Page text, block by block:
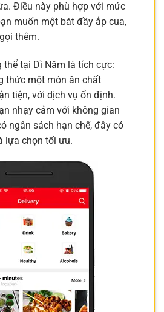
Điều này phù hợp với mức
muốn một bát đầy ắp cua,
thêm.
thể tại Dì Năm là tích cực:
thức một món ăn chất
tiện, với dịch vụ ổn định.
nhạy cảm với không gian
ngân sách hạn chế, đây có
lựa chọn tối ưu.